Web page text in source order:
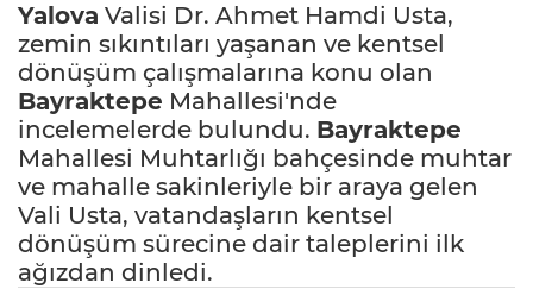
Yalova Valisi Dr. Ahmet Hamdi Usta,
zemin sıkıntıları yaşanan ve kentsel
dönüşüm çalışmalarına konu olan
Bayraktepe Mahallesi'nde
incelemelerde bulundu. Bayraktepe
Mahallesi Muhtarlığı bahçesinde muhtar
ve mahalle sakinleriyle bir araya gelen
Vali Usta, vatandaşların kentsel
dönüşüm sürecine dair taleplerini ilk
ağızdan dinledi.